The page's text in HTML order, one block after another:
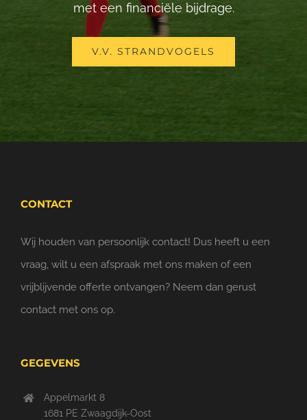
met een financiële bijdrage.
V.V. STRANDVOGELS
CONTACT
Wij houden van persoonlijk contact! Dus heeft u een
vraag, wilt u een afspraak met ons maken of een
vrijblijvende offerte ontvangen? Neem dan gerust
contact met ons op.
GEGEVENS
Appelmarkt 8
1681 PE Zwaagdijk-Oost